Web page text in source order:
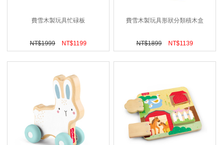
費雪木製玩具忙碌板
NT$1999 NT$1199
費雪木製玩具形狀分類積木盒
NT$1899 NT$1139